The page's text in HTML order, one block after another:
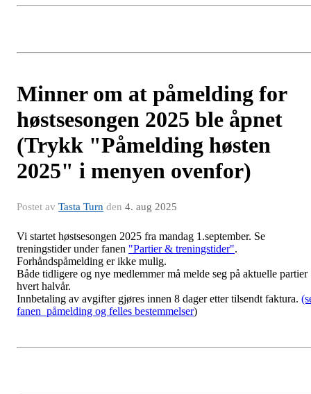
Minner om at påmelding for
høstsesongen 2025 ble åpnet
(Trykk "Påmelding høsten
2025" i menyen ovenfor)
Postet av Tasta Turn den 4. aug 2025
Vi startet høstsesongen 2025 fra mandag 1.september. Se
treningstider under fanen "Partier & treningstider".
Forhåndspåmelding er ikke mulig.
Både tidligere og nye medlemmer må melde seg på aktuelle partier
hvert halvår.
Innbetaling av avgifter gjøres innen 8 dager etter tilsendt faktura.
fanen påmelding og felles bestemmelser)